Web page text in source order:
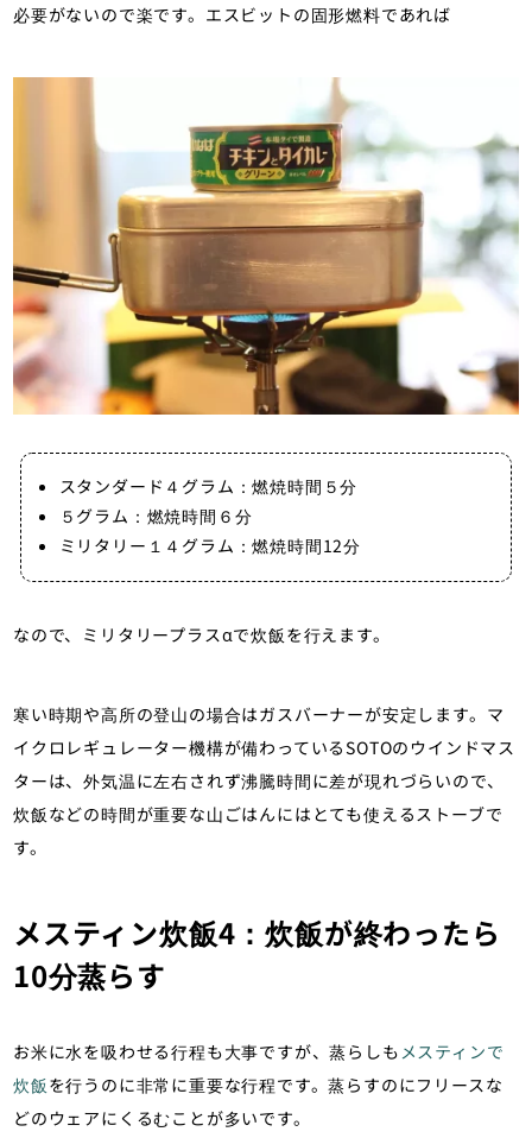
必要がないので楽です。エスビットの固形燃料であれば
スタンダード４グラム：燃焼時間５分
５グラム：燃焼時間６分
ミリタリー１４グラム：燃焼時間12分
なので、ミリタリープラスαで炊飯を行えます。
寒い時期や高所の登山の場合はガスバーナーが安定します。マ
イクロレギュレーター機構が備わっているSOTOのウインドマス
ターは、外気温に左右されず沸騰時間に差が現れづらいので、
炊飯などの時間が重要な山ごはんにはとても使えるストーブで
す。
メスティン炊飯4：炊飯が終わったら
10分蒸らす
お米に水を吸わせる行程も大事ですが、蒸らしも メスティンで
炊飯を行うのに非常に重要な行程です。蒸らすのにフリースな
どのウェアにくるむことが多いです。